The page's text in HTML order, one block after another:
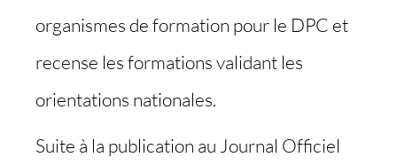
organismes de formation pour le DPC et
recense les formations validant les
orientations nationales.
Suite à la publication au Journal Officiel